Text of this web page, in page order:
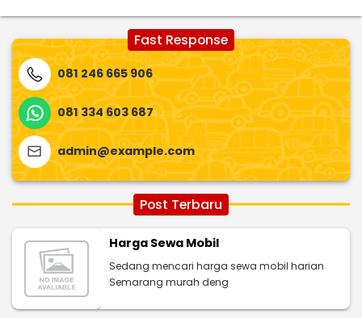
Fast Response
081 246 665 906
081 334 603 687
admin@example.com
Post Terbaru
Harga Sewa Mobil
Sedang mencari harga sewa mobil harian
Semarang murah deng